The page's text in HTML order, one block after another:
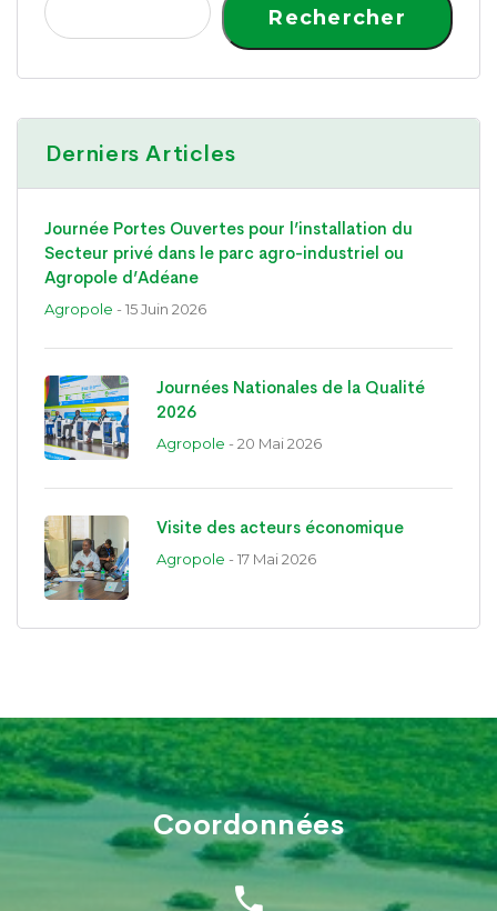
Rechercher
Derniers Articles
Journée Portes Ouvertes pour l’installation du
Secteur privé dans le parc agro-industriel ou
Agropole d’Adéane
Agropole - 15 Juin 2026
Journées Nationales de la Qualité
2026
Agropole - 20 Mai 2026
Visite des acteurs économique
Agropole - 17 Mai 2026
Coordonnées